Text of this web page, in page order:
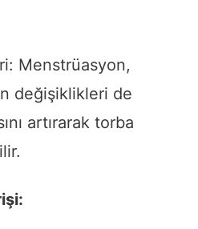
Menstrüasyon,
değişiklikleri de
artırarak torba